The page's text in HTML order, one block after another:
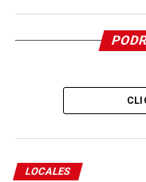
LOCALES